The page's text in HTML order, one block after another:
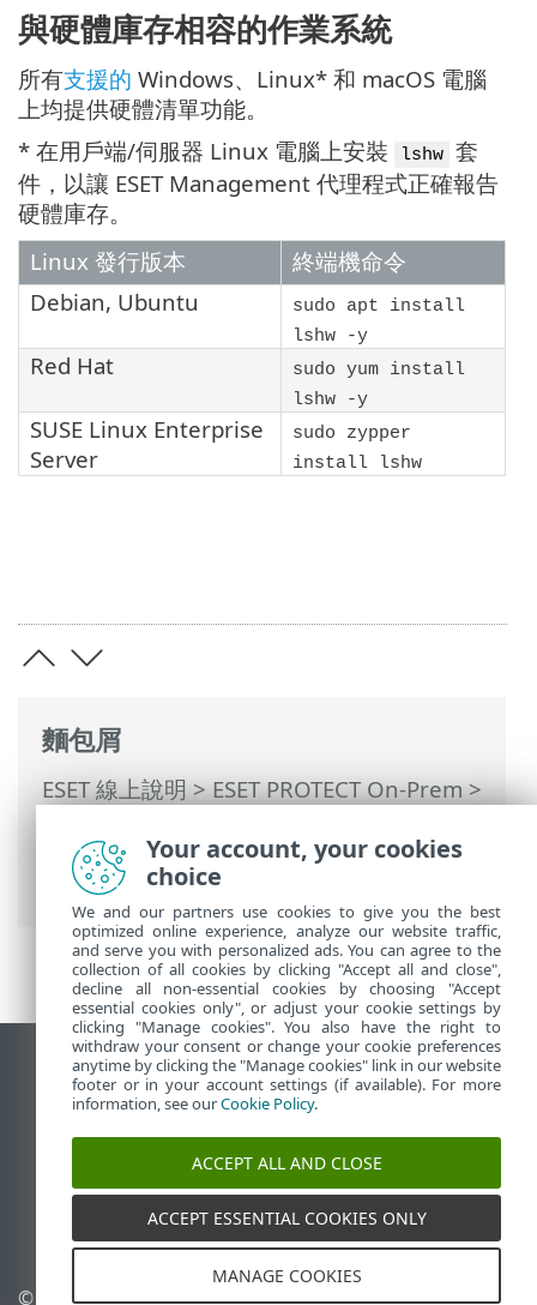
麵包屑
ESET 線上說明>ESET PROTECT On-Prem>
PROTECT On-Prem 主功能表>報告> 硬體
庫存
與硬體庫存相容的作業系統
所有支援的 Windows、Linux* 和 macOS 電腦
上均提供硬體清單功能。
* 在用戶端/伺服器 Linux 電腦上安裝
lshw
套
件，以讓 ESET Management 代理程式正確報告
硬體庫存。
Linux 發行版本
終端機命令
Debian, Ubuntu
sudo apt install
lshw -y
Red Hat
sudo yum install
lshw -y
SUSE Linux Enterprise
Server
sudo zypper
install lshw
檢視桌面網站
End of Life
ESET 知識庫
ESET Status Portal
© 1992 - 2026 ESET, spol. s 管理 Cookie
Your account, your cookies
choice
We and our partners use cookies to give you the best
optimized online experience, analyze our website traffic,
and serve you with personalized ads. You can agree to the
collection of all cookies by clicking "Accept all and close",
decline all non-essential cookies by choosing "Accept
essential cookies only", or adjust your cookie settings by
clicking "Manage cookies". You also have the right to
withdraw your consent or change your cookie preferences
anytime by clicking the "Manage cookies" link in our website
footer or in your account settings (if available). For more
information, see ourCookie Policy.
ACCEPT ALL AND CLOSE
ACCEPT ESSENTIAL COOKIES ONLY
MANAGE COOKIES